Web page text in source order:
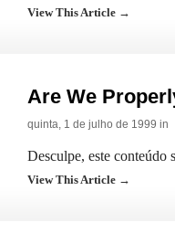
View This Article →
Are We
quinta, 1 de julho de 1999 in
Desculpe, este conteúdo
View This Article →